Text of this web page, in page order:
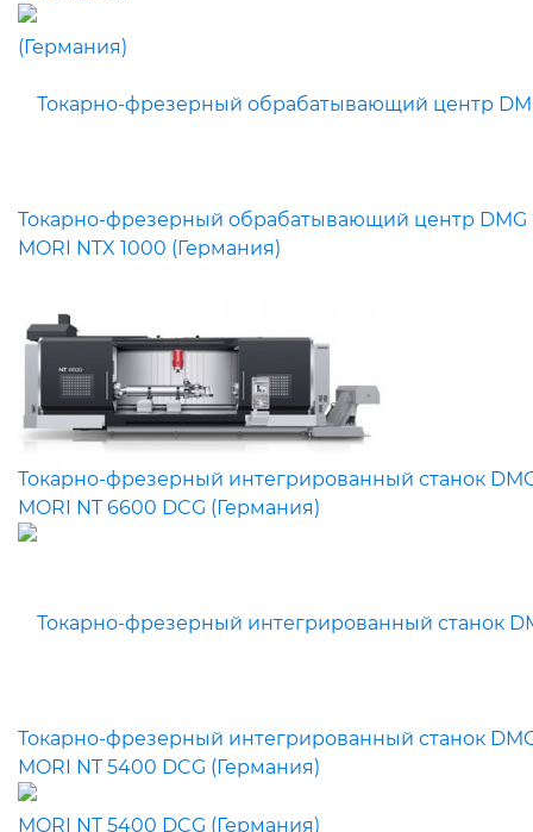
Токарно-фрезерный обрабатывающий центр DMG
MORI NTX 1000 (Германия)
Токарно-фрезерный интегрированный станок
MORI NT 6600 DCG (Германия)
Токарно-фрезерный интегрированный станок
MORI NT 5400 DCG (Германия)